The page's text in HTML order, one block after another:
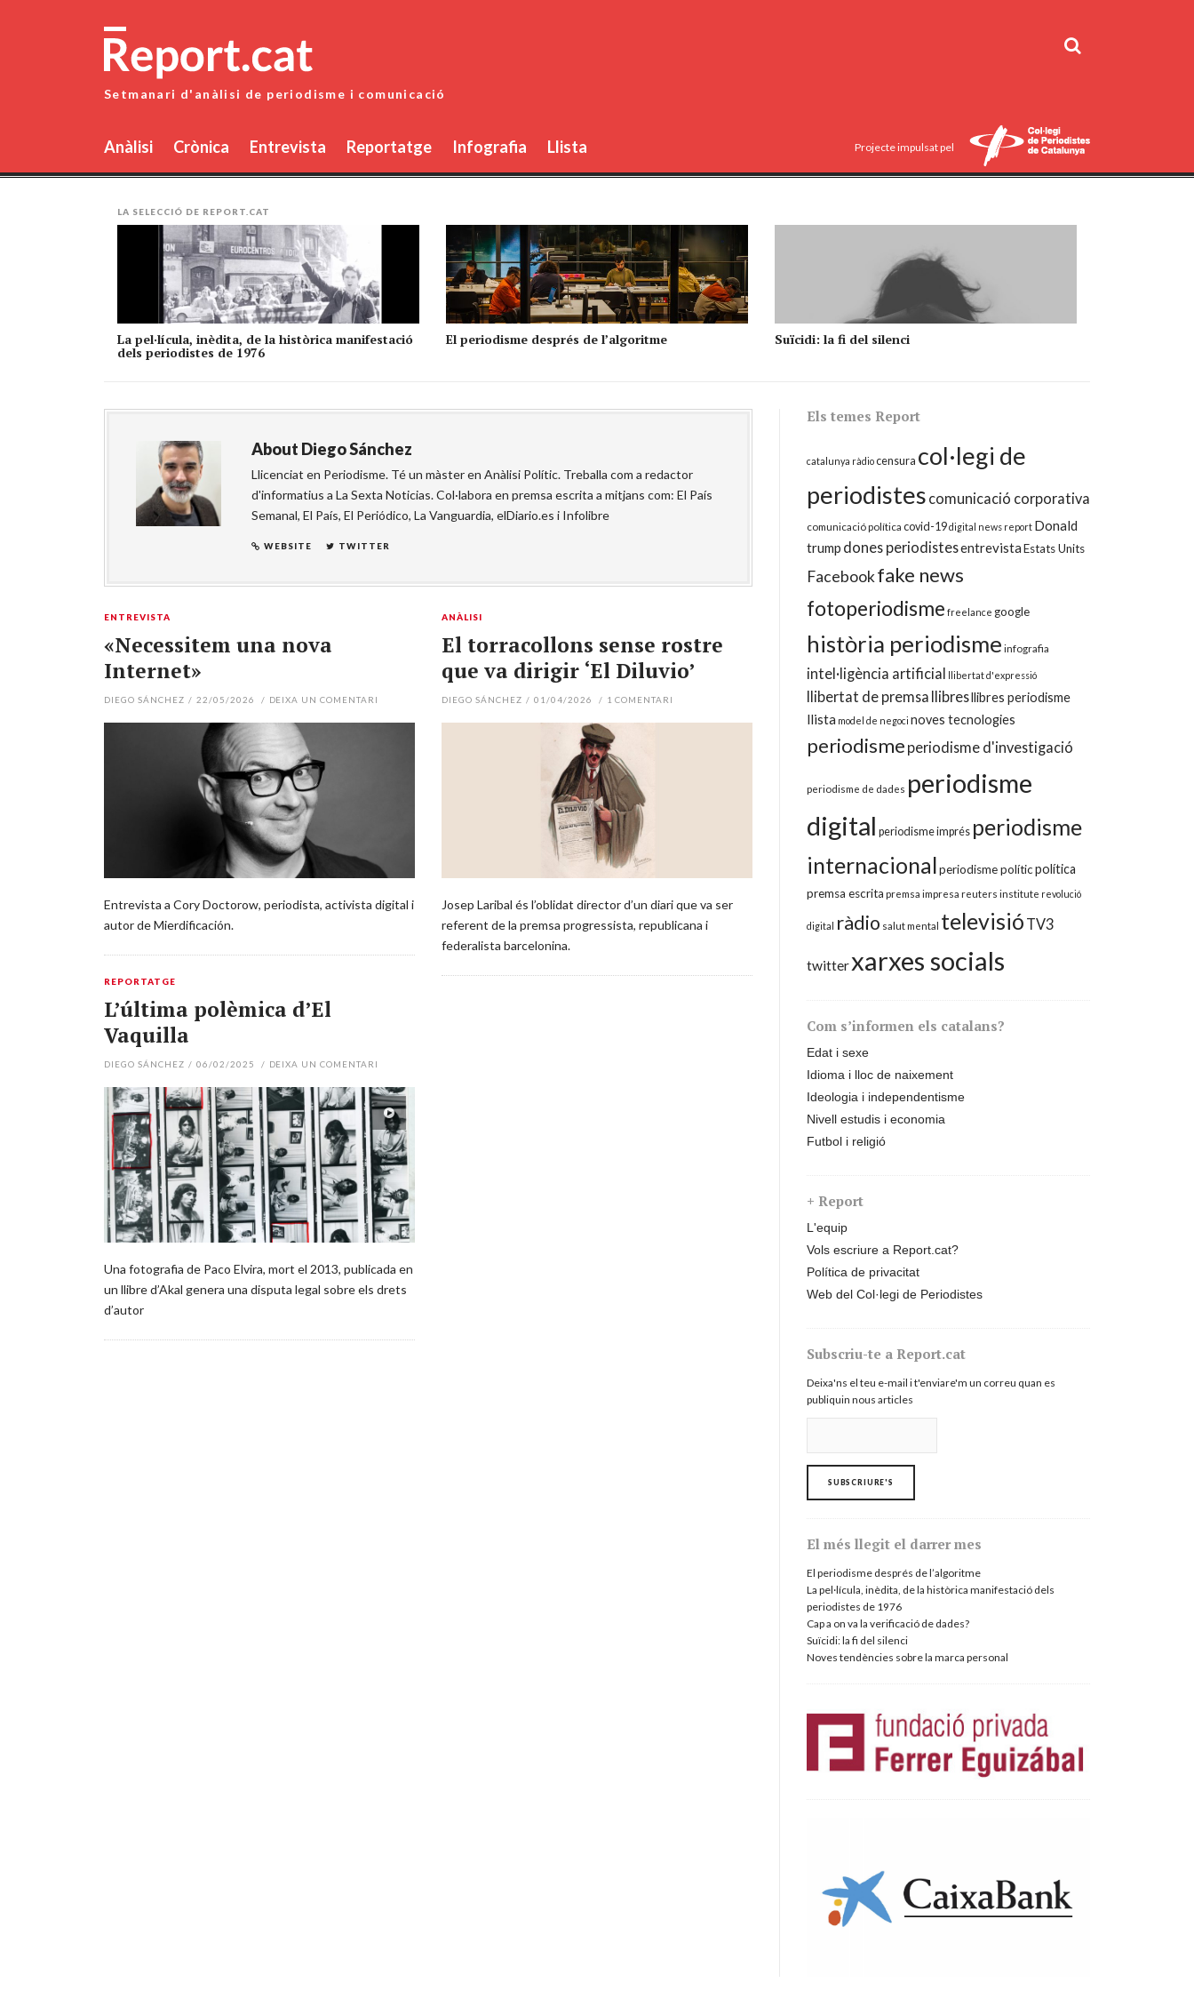
Setmanari d'anàlisi de periodisme i comunicació
Anàlisi Crònica Entrevista Reportatge Infografia Llista Projecte impulsat pel
LA SELECCIÓ DE REPORT.CAT
La pel·lícula, inèdita, de la històrica manifestació
dels periodistes de 1976
El periodisme després de l’algoritme Suïcidi: la fi del silenci
About Diego Sánchez
Llicenciat en Periodisme. Té un màster en Anàlisi Polític. Treballa com a redactor
d'informatius a La Sexta Noticias. Col·labora en premsa escrita a mitjans com: El País
Semanal, El País, El Periódico, La Vanguardia, elDiario.es i Infolibre
WEBSITE TWITTER
ENTREVISTA
«Necessitem una nova
Internet»
DIEGO SÁNCHEZ / 22/05/2026 / DEIXA UN COMENTARI
Entrevista a Cory Doctorow, periodista, activista digital i
autor de Mierdificación.
ANÀLISI
El torracollons sense rostre
que va dirigir ‘El Diluvio’
DIEGO SÁNCHEZ / 01/04/2026 / 1 COMENTARI
Josep Laribal és l’oblidat director d’un diari que va ser
referent de la premsa progressista, republicana i
federalista barcelonina.
REPORTATGE
L’última polèmica d’El
Vaquilla
DIEGO SÁNCHEZ / 06/02/2025 / DEIXA UN COMENTARI
Una fotografia de Paco Elvira, mort el 2013, publicada en
un llibre d’Akal genera una disputa legal sobre els drets
d’autor
Els temes Report
catalunya ràdiocensura col·legi de
periodistes comunicació corporativa
comunicació política covid-19digital news report Donald
trump dones periodistesentrevistaEstats Units
Facebookfake news
fotoperiodisme freelance google
història periodisme infografia
intel·ligència artificial llibertat d'expressió
llibertat de premsa llibresllibres periodisme
llista model de negoci noves tecnologies
periodisme periodisme d'investigació
periodisme de dades periodisme
digital periodisme imprés periodisme
internacionalperiodisme políticpolítica
premsa escrita premsa impresa reuters institute revolució
digital ràdio salut mental televisió TV3
twitterxarxes socials
Com s’informen els catalans?
Edat i sexe
Idioma i lloc de naixement
Ideologia i independentisme
Nivell estudis i economia
Futbol i religió
+ Report
L'equip
Vols escriure a Report.cat?
Política de privacitat
Web del Col·legi de Periodistes
Subscriu-te a Report.cat
Deixa'ns el teu e-mail i t'enviare'm un correu quan es
publiquin nous articles
El més llegit el darrer mes
El periodisme després de l’algoritme
La pel·lícula, inèdita, de la històrica manifestació dels
periodistes de 1976
Cap a on va la verificació de dades?
Suïcidi: la fi del silenci
Noves tendències sobre la marca personal